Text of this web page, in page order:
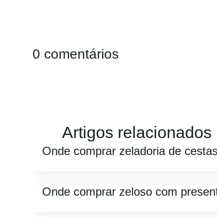
0 comentários
Artigos relacionados
Onde comprar zeladoria de
Onde comprar zeloso com